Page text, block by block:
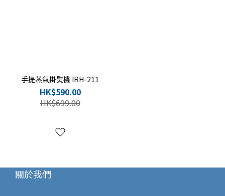
手提蒸氣掛熨機 IRH-211
HK$590.00
HK$699.00
關於我們